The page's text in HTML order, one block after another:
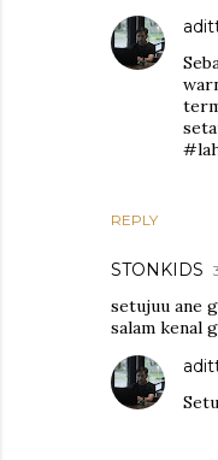
REPLY
STONKIDS
setujuu ane
salam kenal